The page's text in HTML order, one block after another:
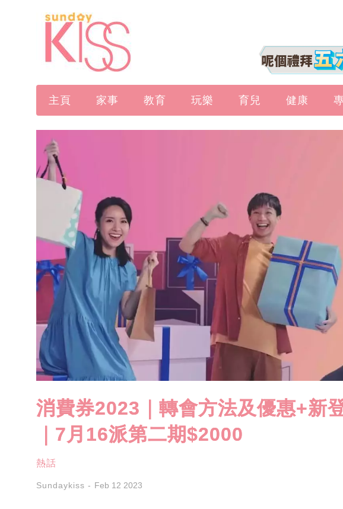
主頁 家事 教育 玩樂 育兒 健康
消費券2023｜轉會方法及優惠+新
｜7月16派第二期$2000
熱話
Sundaykiss Feb 12 2023